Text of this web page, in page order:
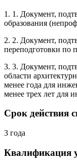
1. 1. Документ,
образования
2. 2. Документ,
переподготовки по
3. 3. Документ,
области
менее года для
менее трех лет для
Срок действия
3 года
Квалификация